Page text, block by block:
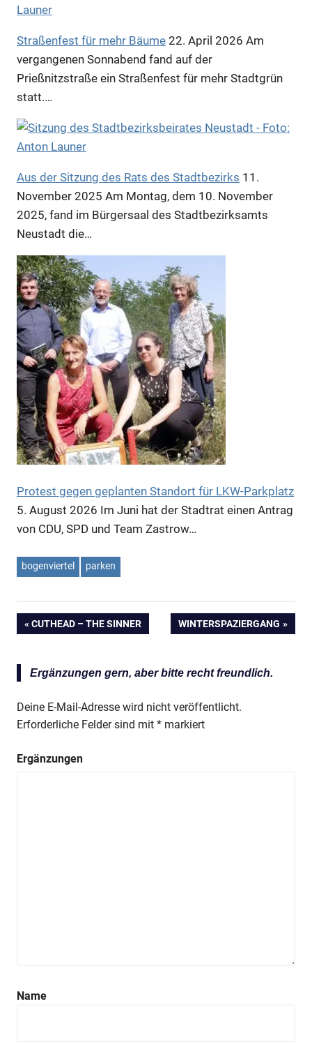
Straßenfest für mehr Bäume 22. April 2026 Am
vergangenen Sonnabend fand auf der
Prießnitzstraße ein Straßenfest für mehr Stadtgrün
statt.…
Aus der Sitzung des Rats des Stadtbezirks 11.
November 2025 Am Montag, dem 10. November
2025, fand im Bürgersaal des Stadtbezirksamts
Neustadt die…
Protest gegen geplanten Standort für LKW-Parkplatz
5. August 2026 Im Juni hat der Stadtrat einen Antrag
von CDU, SPD und Team Zastrow…
bogenviertel parken
VORHERIGER
CUTHEAD – THE SINNER
NÄCHSTER
WINTERSPAZIERGANG
Ergänzungen gern, aber bitte recht freundlich.
Deine E-Mail-Adresse wird nicht veröffentlicht.
Erforderliche Felder sind mit * markiert
Ergänzungen
Name